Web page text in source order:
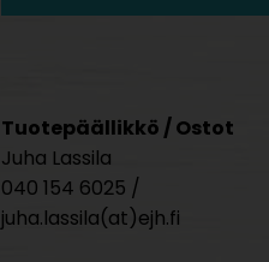
Tuotepäällikkö / Ostot
Juha Lassila
040 154 6025 /
juha.lassila(at)ejh.fi